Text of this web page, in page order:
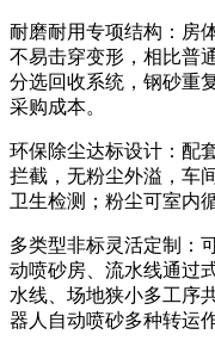
耐磨耐用专项结构：房
不易击穿变形，相比普
分选回收系统，钢砂重
采购成本。
环保除尘达标设计：配
拦截，无粉尘外溢，车
卫生检测；粉尘可室内
多类型非标灵活定制：
动喷砂房、流水线通过
水线、场地狭小多工序
器人自动喷砂多种转运